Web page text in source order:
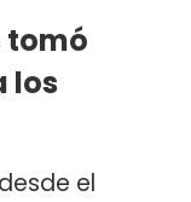
tomó
los
el